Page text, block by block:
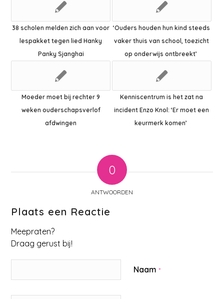
38 scholen melden zich aan voor
lespakket tegen lied Hanky
Panky Sjanghai
‘Ouders houden hun kind steeds
vaker thuis van school, toezicht
op onderwijs ontbreekt’
Moeder moet bij rechter 9
weken ouderschapsverlof
afdwingen
Kenniscentrum is het zat na
incident Enzo Knol: ‘Er moet een
keurmerk komen’
0
ANTWOORDEN
Plaats een Reactie
Meepraten?
Draag gerust bij!
Naam*